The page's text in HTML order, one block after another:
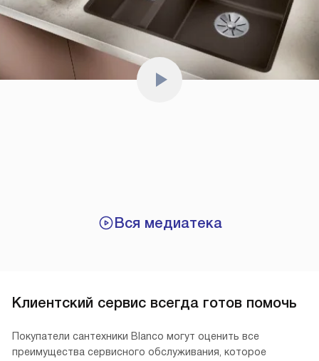
Вся медиатека
Клиентский сервис всегда готов помочь
Покупатели сантехники Blanco могут оценить все
преимущества сервисного обслуживания, которое